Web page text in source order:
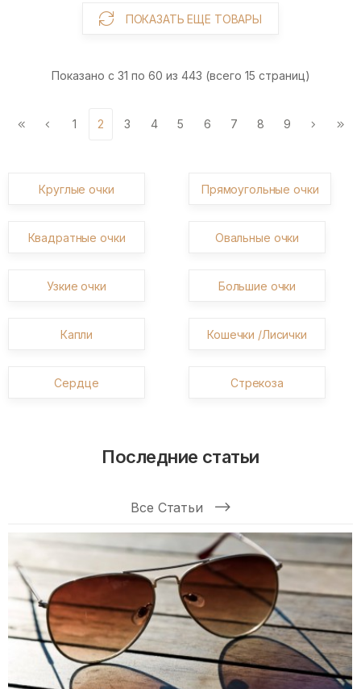
ПОКАЗАТЬ ЕЩЕ ТОВАРЫ
Показано с 31 по 60 из 443 (всего 15 страниц)
1 2 3 4 5 6 7 8 9
Круглые очки Прямоугольные очки
Квадратные очки Овальные очки
Узкие очки Большие очки
Капли Кошечки /Лисички
Сердце Стрекоза
Последние статьи
Все Статьи